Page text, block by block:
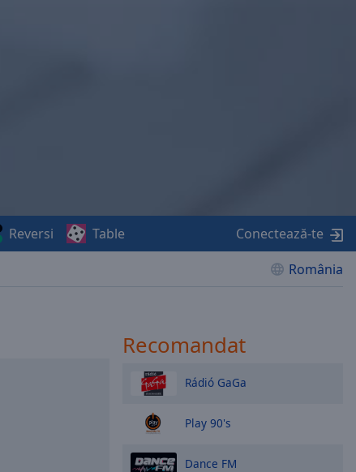
România
Reversi Table Conectează-te
Recomandat
Rádió GaGa
Play 90's
Dance FM